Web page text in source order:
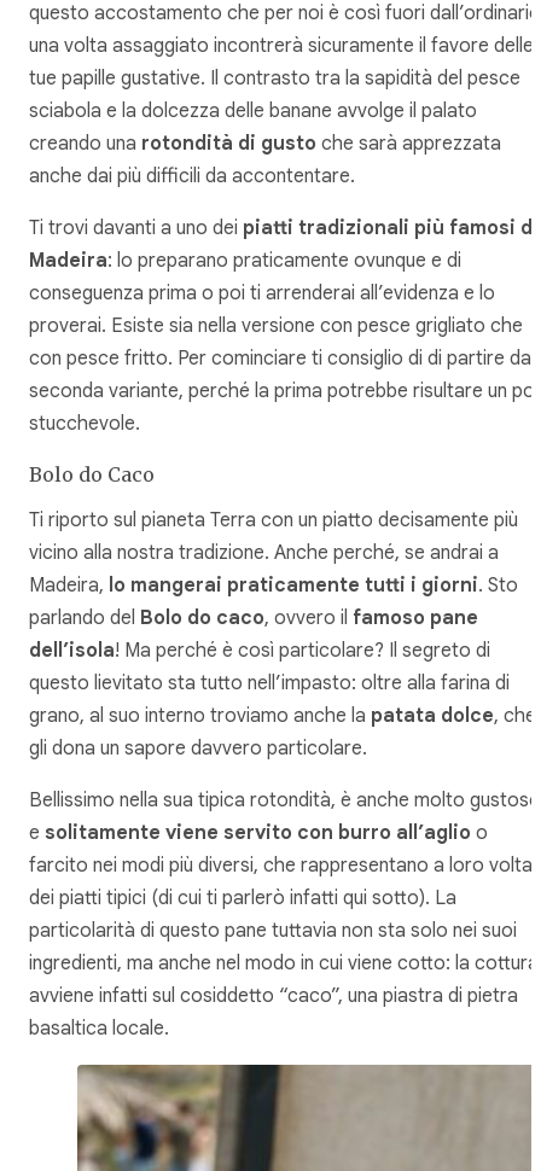
questo accostamento che per noi è così fuori
una volta assaggiato incontrerà sicuramente il favore delle
tue papille gustative. Il contrasto tra la sapidità del pesce
sciabola e la dolcezza delle banane avvolge il palato
creando una rotondità di gusto che sarà apprezzata
anche dai più difficili da accontentare.
Ti trovi davanti a uno dei piatti tradizionali più famosi di
Madeira: lo preparano praticamente ovunque e di
conseguenza prima o poi ti arrenderai all’evidenza e lo
proverai. Esiste sia nella versione con pesce grigliato che
con pesce fritto. Per cominciare ti consiglio di di partire
seconda variante, perché la prima potrebbe risultare un po’
stucchevole.
Bolo do Caco
Ti riporto sul pianeta Terra con un piatto decisamente più
vicino alla nostra tradizione. Anche perché, se andrai a
Madeira, lo mangerai praticamente tutti i giorni. Sto
parlando del Bolo do caco, ovvero il famoso pane
dell’isola! Ma perché è così particolare? Il segreto di
questo lievitato sta tutto nell’impasto: oltre alla farina di
grano, al suo interno troviamo anche la patata dolce, che
gli dona un sapore davvero particolare.
Bellissimo nella sua tipica rotondità, è anche molto gustoso
e solitamente viene servito con burro all’aglio o
farcito nei modi più diversi, che rappresentano a loro volta
dei piatti tipici (di cui ti parlerò infatti qui sotto). La
particolarità di questo pane tuttavia non sta solo nei suoi
ingredienti, ma anche nel modo in cui viene cotto: la cottura
avviene infatti sul cosiddetto “caco”, una piastra di pietra
basaltica locale.